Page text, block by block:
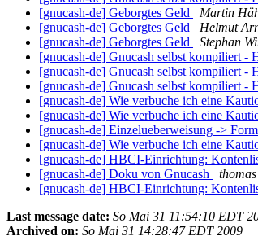
[gnucash-de] Geborgtes Geld
Martin
[gnucash-de] Geborgtes Geld
Helmut
[gnucash-de] Geborgtes Geld
Stephan
[gnucash-de] Gnucash selbst kompiliert -
[gnucash-de] Gnucash selbst kompiliert -
[gnucash-de] Gnucash selbst kompiliert -
[gnucash-de] Wie verbuche ich eine
[gnucash-de] Wie verbuche ich eine
[gnucash-de] Einzelueberweisung ->
[gnucash-de] Wie verbuche ich eine
[gnucash-de] HBCI-Einrichtung:
[gnucash-de] Doku von Gnucash
[gnucash-de] HBCI-Einrichtung:
Last message date: So Mai 31 11:54:10 EDT
Archived on: So Mai 31 14:28:47 EDT 2009